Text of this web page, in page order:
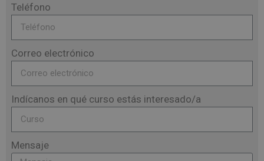
Teléfono
Correo electrónico
Indícanos en qué curso estás interesado/a
Mensaje